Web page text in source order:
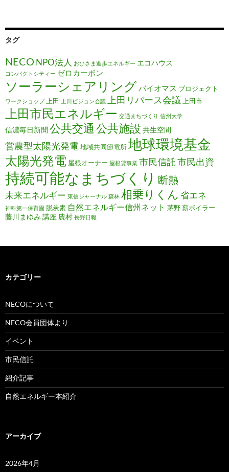
タグ
NECO NPO法人 おひさま進歩エネルギー エコハウス
コンパクトシティー ゼロカーボン
ソーラーシェアリングバイオマス プロジェクト
ワークショップ 上田 上田ビジョン会議 上田リバース会議 上田市
上田市民エネルギー 交通まちづくり 信州大学
信濃毎日新聞公共交通 公共施設 共生空間
営農型太陽光発電 地域共同節電所 地球環境基金
太陽光発電 屋根オーナー 屋根貸事業 市民信託市民出資
持続可能なまちづくり 断熱
未来エネルギー 東信ジャーナル 森林 相乗りくん 省エネ
神科第一保育園 脱炭素 自然エネルギー信州ネット 茅野 薪ボイラー
藤川まゆみ 講座 農村 長野日報
カテゴリー
NECOについて
NECO会員団体より
イベント
市民信託
紹介記事
自然エネルギー本紹介
アーカイブ
2026年4月